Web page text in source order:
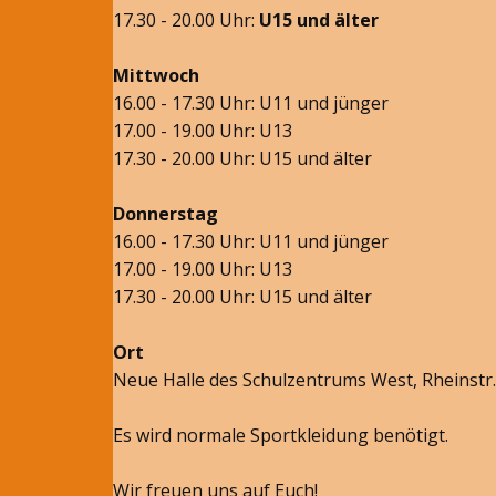
17.30 - 20.00 Uhr: U15 und älter
Mittwoch
16.00 - 17.30 Uhr: U11 und jünger
17.00 - 19.00 Uhr: U13
17.30 - 20.00 Uhr: U15 und älter
Donnerstag
16.00 - 17.30 Uhr: U11 und jünger
17.00 - 19.00 Uhr: U13
17.30 - 20.00 Uhr: U15 und älter
Ort
Neue Halle des Schulzentrums West,
Es wird normale Sportkleidung benötigt.
Wir freuen uns auf Euch!